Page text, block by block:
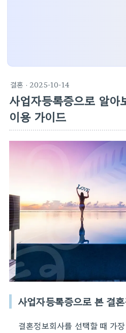
결혼 · 2025-10-14
사업자등록증으로 알아
이용 가이드
사업자등록증으로 본 결
결혼정보회사를 선택할 때 가